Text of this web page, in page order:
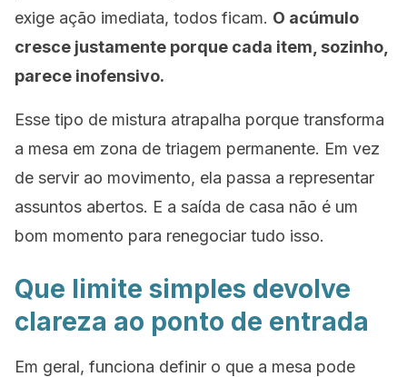
exige ação imediata, todos ficam. O acúmulo
cresce justamente porque cada item, sozinho,
parece inofensivo.
Esse tipo de mistura atrapalha porque transforma
a mesa em zona de triagem permanente. Em vez
de servir ao movimento, ela passa a representar
assuntos abertos. E a saída de casa não é um
bom momento para renegociar tudo isso.
Que limite simples devolve
clareza ao ponto de entrada
Em geral, funciona definir o que a mesa pode